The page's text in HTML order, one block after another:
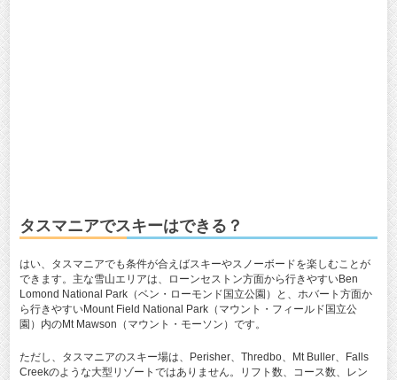
タスマニアでスキーはできる？
はい、タスマニアでも条件が合えばスキーやスノーボードを楽しむことが
できます。主な雪山エリアは、ローンセストン方面から行きやすいBen
Lomond National Park（ベン・ローモンド国立公園）と、ホバート方面か
ら行きやすいMount Field National Park（マウント・フィールド国立公
園）内のMt Mawson（マウント・モーソン）です。
ただし、タスマニアのスキー場は、Perisher、Thredbo、Mt Buller、Falls
Creekのような大型リゾートではありません。リフト数、コース数、レン